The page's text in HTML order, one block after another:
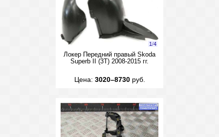
1/4
Локер Передний правый Skoda
Superb II (3T) 2008-2015 гг.
Цена: 3020–8730руб.